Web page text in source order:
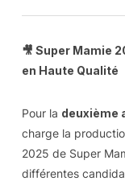
🎥 Super Mamie
en Haute Qualité
Pour la deuxième
charge la
2025 de Super
différentes